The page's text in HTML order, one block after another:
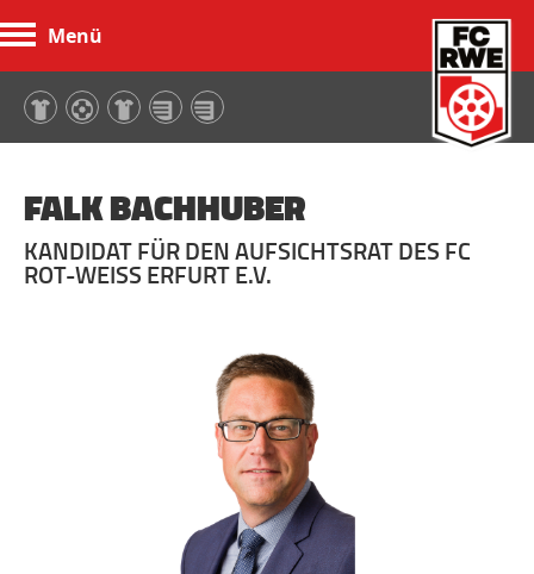
Menü
FALK BACHHUBER
KANDIDAT FÜR DEN AUFSICHTSRAT DES FC
ROT-WEISS ERFURT E.V.